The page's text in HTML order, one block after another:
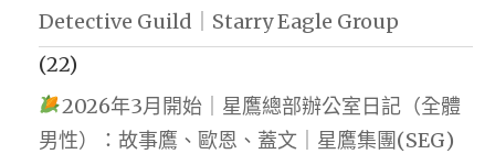
Detective Guild｜Starry Eagle Group
(22)
2026年3月開始｜星鷹總部辦公室日記（全體
男性）：故事鷹、歐恩、蓋文｜星鷹集團(SEG)